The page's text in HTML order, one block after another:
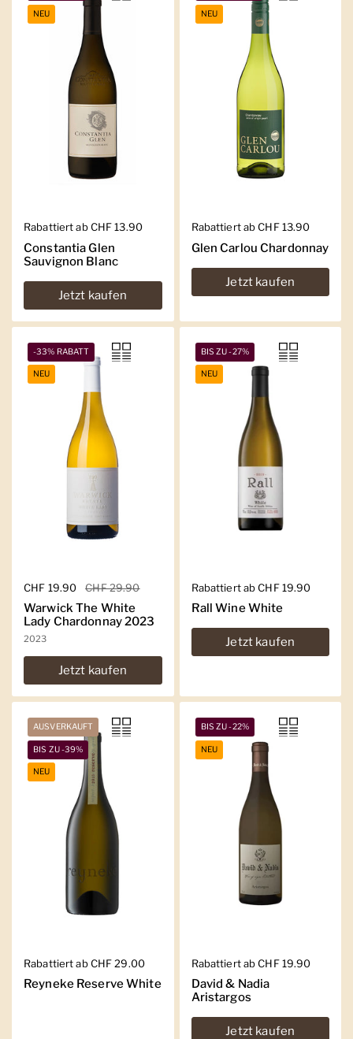
Regulärer Preis
Rabattiert ab CHF 13.90
Constantia Glen
Sauvignon Blanc
Jetzt kaufen
NEU
Regulärer Preis
Rabattiert ab CHF 13.90
Glen Carlou Chardonnay
Jetzt kaufen
NEU
Regulärer Preis
CHF 19.90 Sale-Preis
CHF 29.90
Warwick The White
Lady Chardonnay 2023
2023
Jetzt kaufen
-33% RABATT
NEU
Regulärer Preis
Rabattiert ab CHF 19.90
Rall Wine White
Jetzt kaufen
BIS ZU -27%
NEU
Regulärer Preis
Rabattiert ab CHF 29.00
Reyneke Reserve White
AUSVERKAUFT
BIS ZU -39%
NEU
Regulärer Preis
Rabattiert ab CHF 19.90
David & Nadia
Aristargos
Jetzt kaufen
BIS ZU -22%
NEU